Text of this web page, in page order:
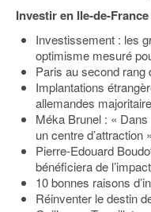
Investir en Ile-de-France
Investissement : les
optimisme mesuré
Paris au second rang
Implantations
allemandes
Méka Brunel : «
un centre d’attraction »
Pierre-Edouard
bénéficiera de
10 bonnes raisons
Réinventer le destin